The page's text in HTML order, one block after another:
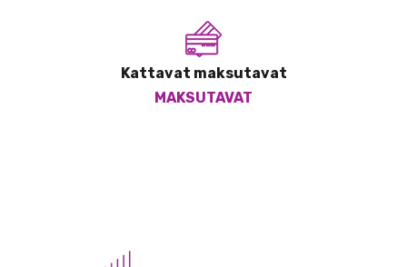
Kattavat maksutavat
MAKSUTAVAT